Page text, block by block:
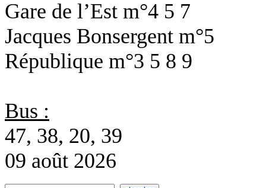
Gare de l’Est m°4 5 7
Jacques Bonsergent m°5
République m°3 5 8 9
Bus :
47, 38, 20, 39
09 août 2026